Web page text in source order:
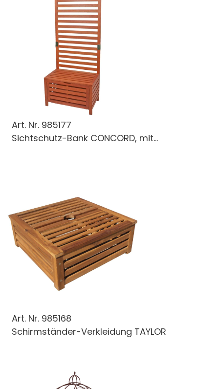
Art. Nr. 985177
Sichtschutz-Bank CONCORD, mit...
Art. Nr. 985168
Schirmständer-Verkleidung TAYLOR